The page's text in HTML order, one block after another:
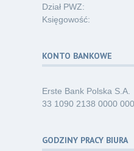
Dział PWZ:
Księgowość:
KONTO BANKOWE
Erste Bank Polska S.A.
33 1090 2138 0000
GODZINY PRACY BIURA